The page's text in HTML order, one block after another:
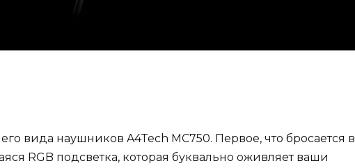
вида наушников A4Tech MC750. Первое, что бросается в
RGB подсветка, которая буквально оживляет ваши